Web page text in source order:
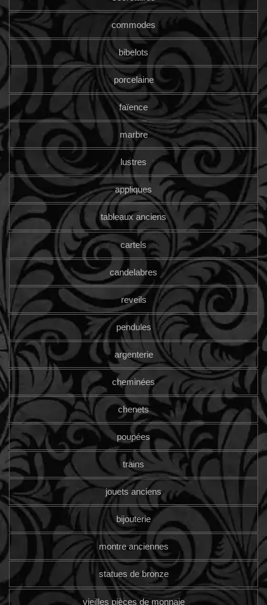
commodes
bibelots
porcelaine
faïence
marbre
lustres
appliques
tableaux anciens
cartels
candelabres
reveils
pendules
argenterie
cheminées
chenets
poupées
trains
jouets anciens
bijouterie
montre anciennes
statues de bronze
vieilles pièces de monnaie